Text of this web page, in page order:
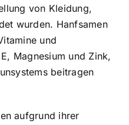
von Kleidung,
wurden. Hanfsamen
und
Magnesium und Zink,
beitragen
aufgrund ihrer